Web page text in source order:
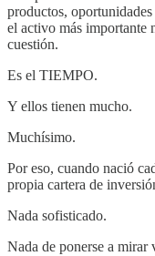
productos,
el activo más importante
cuestión.
Es el TIEMPO.
Y ellos tienen mucho.
Muchísimo.
Por eso, cuando nació
propia cartera de
Nada sofisticado.
Nada de ponerse a mirar